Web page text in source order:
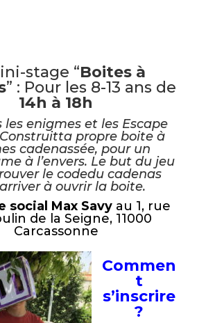
stage “Boites à
” : Pour les 8-13 ans de
14h à 18h
les enigmes et les Escape
propre boite à
cadenassée, pour un
à l’envers. Le but du jeu
le codedu cadenas
à ouvrir la boite.
social Max Savy au 1, rue
de la Seigne, 11000
Carcassonne
Commen
t
s’inscrire
?